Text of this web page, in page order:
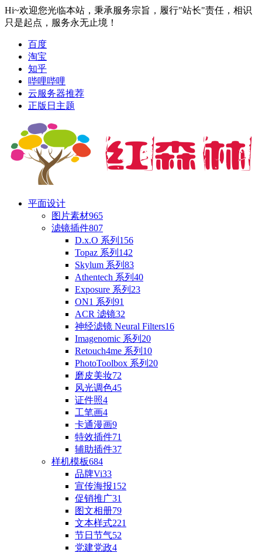
Hi~欢迎您光临本站，秉承服务宗旨，履行"站长"责任，相识
只是起点，服务永无止境！
百度
淘宝
知乎
哔哩哔哩
云服务器推荐
正版日主题
平面设计
图片素材965
滤镜插件807
D.x.O 系列 156
Topaz 系列 142
Skylum 系列 83
Athentech 系列 40
Exposure 系列 23
ON1 系列 91
ACR 滤镜32
神经滤镜 Neural Filters16
Imagenomic 系列 20
Retouch4me 系列 10
PhotoToolbox 系列 20
磨皮美妆72
风光调色45
证件照4
工笔画4
卡通漫画9
特效插件71
辅助插件37
样机模板684
品牌Vi33
宣传海报152
促销推广31
图文相册79
文本样式221
节日节气52
党建党政4